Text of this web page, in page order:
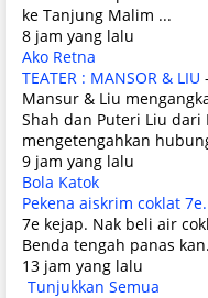
ke Tanjung Malim ...
8 jam yang lalu
Ako Retna
TEATER : MANSOR & LIU -
Mansur & Liu
Shah dan Puteri Liu dari
mengetengahkan
9 jam yang lalu
Bola Katok
Pekena aiskrim coklat 7e.
7e kejap. Nak beli air
Benda tengah panas
13 jam yang lalu
Tunjukkan Semua